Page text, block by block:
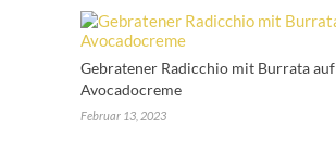
Gebratener Radicchio mit Burrata auf
Avocadocreme
Februar 13, 2023